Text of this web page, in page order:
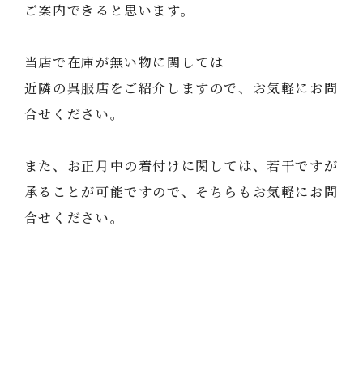
ご案内できると思います。
当店で在庫が無い物に関しては
近隣の呉服店をご紹介しますので、お気軽にお問
合せください。
また、お正月中の着付けに関しては、若干ですが
承ることが可能ですので、そちらもお気軽にお問
合せください。